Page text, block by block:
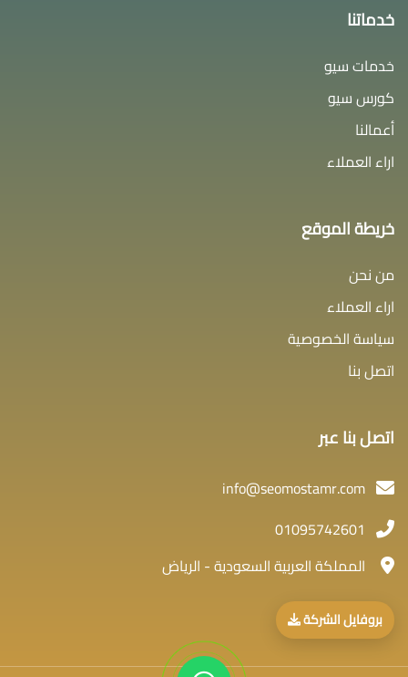
خدماتنا
خدمات سيو
كورس سيو
أعمالنا
اراء العملاء
خريطة الموقع
من نحن
اراء العملاء
سياسة الخصوصية
اتصل بنا
اتصل بنا عبر
info@seomostamr.com
01095742601
المملكة العربية السعودية - الرياض
بروفايل الشركة